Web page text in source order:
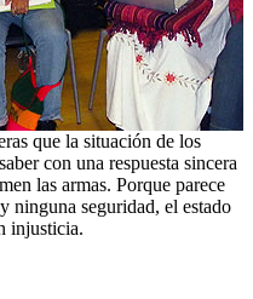
que la situación de los
con una respuesta sincera
las armas. Porque parece
ninguna seguridad, el estado
injusticia.